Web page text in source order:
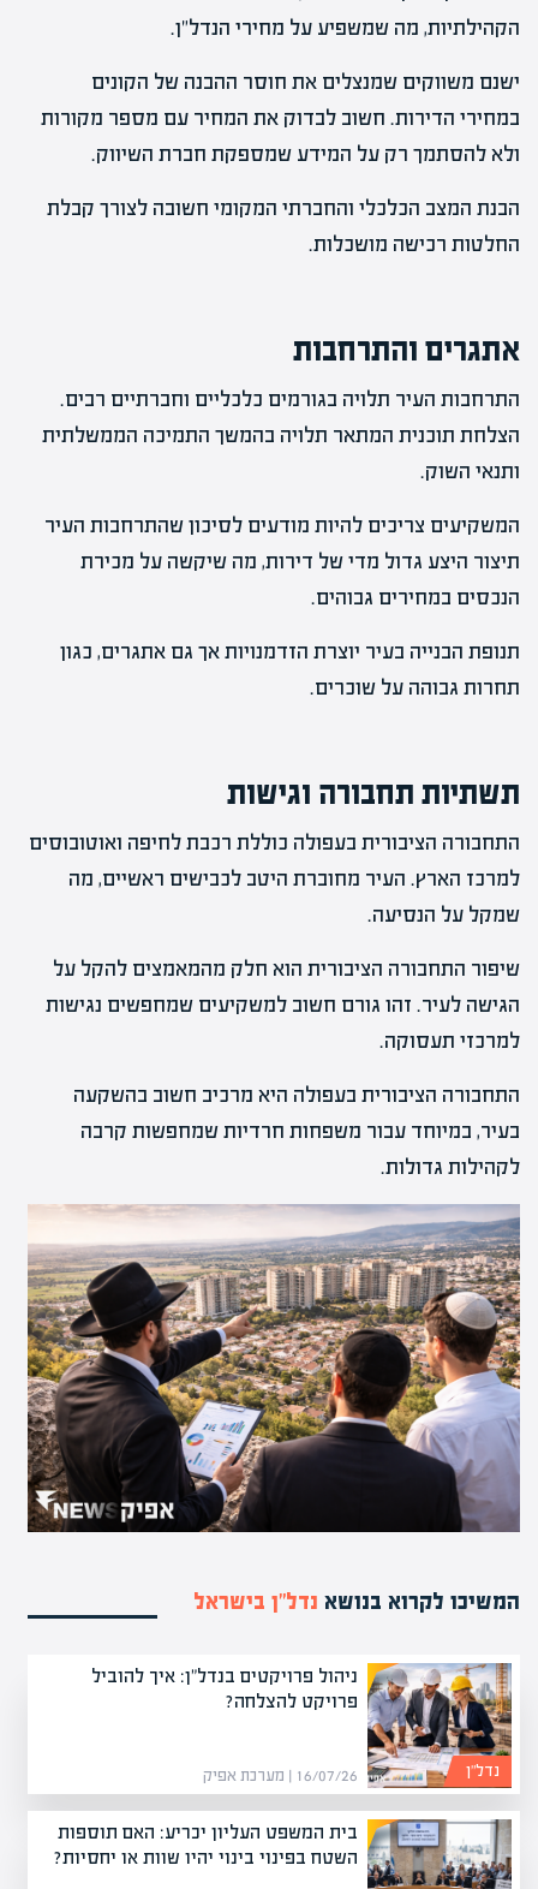
הקהילתיות, מה שמשפיע על מחירי הנדל"ן.
ישנם משווקים שמנצלים את חוסר ההבנה של הקונים
במחירי הדירות. חשוב לבדוק את המחיר עם מספר מקורות
ולא להסתמך רק על המידע שמספקת חברת השיווק.
הבנת המצב הכלכלי והחברתי המקומי חשובה לצורך קבלת
החלטות רכישה מושכלות.
אתגרים והתרחבות
התרחבות העיר תלויה בגורמים כלכליים וחברתיים רבים.
הצלחת תוכנית המתאר תלויה בהמשך התמיכה הממשלתית
ותנאי השוק.
המשקיעים צריכים להיות מודעים לסיכון שהתרחבות העיר
תיצור היצע גדול מדי של דירות, מה שיקשה על מכירת
הנכסים במחירים גבוהים.
תנופת הבנייה בעיר יוצרת הזדמנויות אך גם אתגרים, כגון
תחרות גבוהה על שוכרים.
תשתיות תחבורה וגישות
התחבורה הציבורית בעפולה כוללת רכבת לחיפה ואוטובוסים
למרכז הארץ. העיר מחוברת היטב לכבישים ראשיים, מה
שמקל על הנסיעה.
שיפור התחבורה הציבורית הוא חלק מהמאמצים להקל על
הגישה לעיר. זהו גורם חשוב למשקיעים שמחפשים נגישות
למרכזי תעסוקה.
התחבורה הציבורית בעפולה היא מרכיב חשוב בהשקעה
בעיר, במיוחד עבור משפחות חרדיות שמחפשות קרבה
לקהילות גדולות.
המשיכו לקרוא בנושא נדל”ן בישראל
ניהול פרויקטים בנדל"ן: איך להוביל
פרויקט להצלחה?
16/07/26 | מערכת אפיק נדל”ן
בית המשפט העליון יכריע: האם תוספות
השטח בפינוי בינוי יהיו שוות או יחסיות?